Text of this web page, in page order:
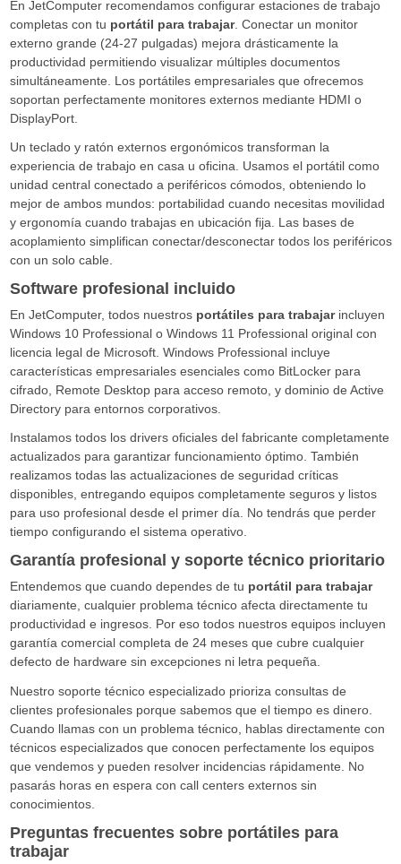
En JetComputer recomendamos configurar estaciones de trabajo
completas con tu portátil para trabajar. Conectar un monitor
externo grande (24-27 pulgadas) mejora drásticamente la
productividad permitiendo visualizar múltiples documentos
simultáneamente. Los portátiles empresariales que ofrecemos
soportan perfectamente monitores externos mediante HDMI o
DisplayPort.
Un teclado y ratón externos ergonómicos transforman la
experiencia de trabajo en casa u oficina. Usamos el portátil como
unidad central conectado a periféricos cómodos, obteniendo lo
mejor de ambos mundos: portabilidad cuando necesitas movilidad
y ergonomía cuando trabajas en ubicación fija. Las bases de
acoplamiento simplifican conectar/desconectar todos los periféricos
con un solo cable.
Software profesional incluido
En JetComputer, todos nuestros portátiles para trabajarincluyen
Windows 10 Professional o Windows 11 Professional original con
licencia legal de Microsoft. Windows Professional incluye
características empresariales esenciales como BitLocker para
cifrado, Remote Desktop para acceso remoto, y dominio de Active
Directory para entornos corporativos.
Instalamos todos los drivers oficiales del fabricante completamente
actualizados para garantizar funcionamiento óptimo. También
realizamos todas las actualizaciones de seguridad críticas
disponibles, entregando equipos completamente seguros y listos
para uso profesional desde el primer día. No tendrás que perder
tiempo configurando el sistema operativo.
Garantía profesional y soporte técnico prioritario
Entendemos que cuando dependes de tu portátil para trabajar
diariamente, cualquier problema técnico afecta directamente tu
productividad e ingresos. Por eso todos nuestros equipos incluyen
garantía comercial completa de 24 meses que cubre cualquier
defecto de hardware sin excepciones ni letra pequeña.
Nuestro soporte técnico especializado prioriza consultas de
clientes profesionales porque sabemos que el tiempo es dinero.
Cuando llamas con un problema técnico, hablas directamente con
técnicos especializados que conocen perfectamente los equipos
que vendemos y pueden resolver incidencias rápidamente. No
pasarás horas en espera con call centers externos sin
conocimientos.
Preguntas frecuentes sobre portátiles para
trabajar